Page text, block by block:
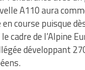
A110 aura
en course puisque
cadre de l’Alpine
développant